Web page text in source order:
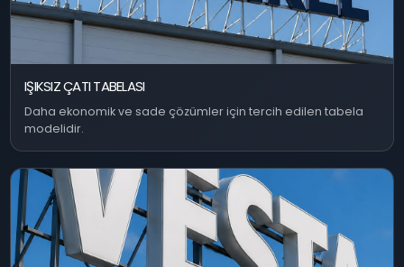
IŞIKSIZ ÇATI TABELASI
Daha ekonomik ve sade çözümler için tercih edilen tabela
modelidir.